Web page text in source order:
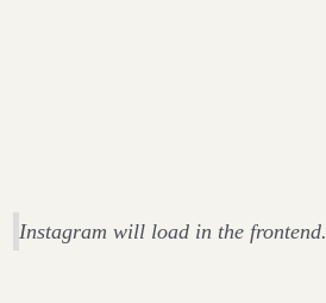
Instagram will load in the frontend.